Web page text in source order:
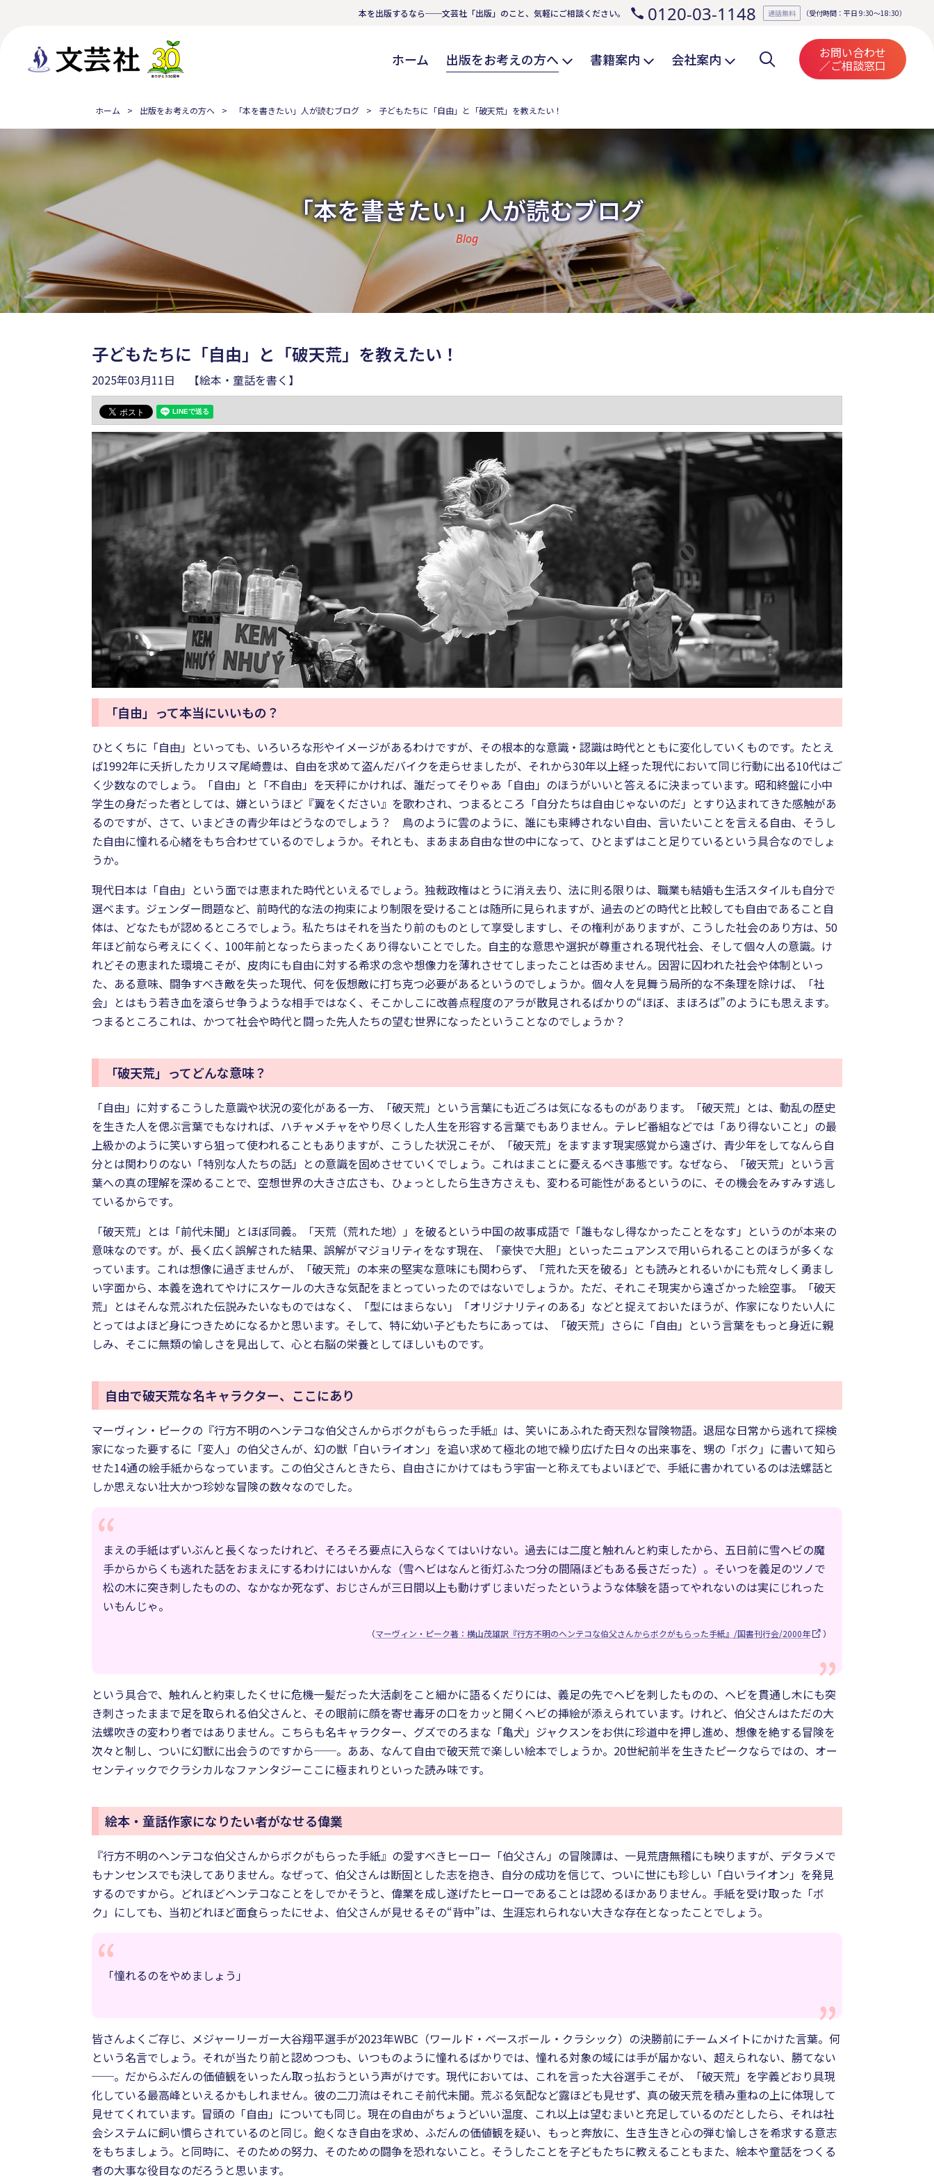
本を出版するなら──文芸社「出版」のこと、気軽にご相談ください。 0120-03-1148 通話無料 （受付時間：平日 9:30～18:30）
ホーム 出版をお考えの方へ 書籍案内 会社案内 お問い合わせ
／ご相談窓口
ホーム 出版をお考えの方へ 「本を書きたい」人が読むブログ 子どもたちに「自由」と「破天荒」を教えたい！
「本を書きたい」人が読むブログ
Blog
子どもたちに「自由」と「破天荒」を教えたい！
2025年03月11日 【絵本・童話を書く】
「自由」って本当にいいもの？
ひとくちに「自由」といっても、いろいろな形やイメージがあるわけですが、その根本的な意識・認識は時代とともに変化していくものです。たとえ
ば1992年に夭折したカリスマ尾崎豊は、自由を求めて盗んだバイクを走らせましたが、それから30年以上経った現代において同じ行動に出る10代はご
く少数なのでしょう。「自由」と「不自由」を天秤にかければ、誰だってそりゃあ「自由」のほうがいいと答えるに決まっています。昭和終盤に小中
学生の身だった者としては、嫌というほど『翼をください』を歌わされ、つまるところ「自分たちは自由じゃないのだ」とすり込まれてきた感触があ
るのですが、さて、いまどきの青少年はどうなのでしょう？ 鳥のように雲のように、誰にも束縛されない自由、言いたいことを言える自由、そうし
た自由に憧れる心緒をもち合わせているのでしょうか。それとも、まあまあ自由な世の中になって、ひとまずはこと足りているという具合なのでしょ
うか。
現代日本は「自由」という面では恵まれた時代といえるでしょう。独裁政権はとうに消え去り、法に則る限りは、職業も結婚も生活スタイルも自分で
選べます。ジェンダー問題など、前時代的な法の拘束により制限を受けることは随所に見られますが、過去のどの時代と比較しても自由であること自
体は、どなたもが認めるところでしょう。私たちはそれを当たり前のものとして享受しますし、その権利がありますが、こうした社会のあり方は、50
年ほど前なら考えにくく、100年前となったらまったくあり得ないことでした。自主的な意思や選択が尊重される現代社会、そして個々人の意識。け
れどその恵まれた環境こそが、皮肉にも自由に対する希求の念や想像力を薄れさせてしまったことは否めません。因習に囚われた社会や体制といっ
た、ある意味、闘争すべき敵を失った現代、何を仮想敵に打ち克つ必要があるというのでしょうか。個々人を見舞う局所的な不条理を除けば、「社
会」とはもう若き血を滾らせ争うような相手ではなく、そこかしこに改善点程度のアラが散見されるばかりの“ほぼ、まほろば”のようにも思えます。
つまるところこれは、かつて社会や時代と闘った先人たちの望む世界になったということなのでしょうか？
「破天荒」ってどんな意味？
「自由」に対するこうした意識や状況の変化がある一方、「破天荒」という言葉にも近ごろは気になるものがあります。「破天荒」とは、動乱の歴史
を生きた人を偲ぶ言葉でもなければ、ハチャメチャをやり尽くした人生を形容する言葉でもありません。テレビ番組などでは「あり得ないこと」の最
上級かのように笑いすら狙って使われることもありますが、こうした状況こそが、「破天荒」をますます現実感覚から遠ざけ、青少年をしてなんら自
分とは関わりのない「特別な人たちの話」との意識を固めさせていくでしょう。これはまことに憂えるべき事態です。なぜなら、「破天荒」という言
葉への真の理解を深めることで、空想世界の大きさ広さも、ひょっとしたら生き方さえも、変わる可能性があるというのに、その機会をみすみす逃し
ているからです。
「破天荒」とは「前代未聞」とほぼ同義。「天荒（荒れた地）」を破るという中国の故事成語で「誰もなし得なかったことをなす」というのが本来の
意味なのです。が、長く広く誤解された結果、誤解がマジョリティをなす現在、「豪快で大胆」といったニュアンスで用いられることのほうが多くな
っています。これは想像に過ぎませんが、「破天荒」の本来の堅実な意味にも関わらず、「荒れた天を破る」とも読みとれるいかにも荒々しく勇まし
い字面から、本義を逸れてやけにスケールの大きな気配をまとっていったのではないでしょうか。ただ、それこそ現実から遠ざかった絵空事。「破天
荒」とはそんな荒ぶれた伝説みたいなものではなく、「型にはまらない」「オリジナリティのある」などと捉えておいたほうが、作家になりたい人に
とってはよほど身につきためになるかと思います。そして、特に幼い子どもたちにあっては、「破天荒」さらに「自由」という言葉をもっと身近に親
しみ、そこに無類の愉しさを見出して、心と右脳の栄養としてほしいものです。
自由で破天荒な名キャラクター、ここにあり
マーヴィン・ピークの『行方不明のヘンテコな伯父さんからボクがもらった手紙』は、笑いにあふれた奇天烈な冒険物語。退屈な日常から逃れて探検
家になった要するに「変人」の伯父さんが、幻の獣「白いライオン」を追い求めて極北の地で繰り広げた日々の出来事を、甥の「ボク」に書いて知ら
せた14通の絵手紙からなっています。この伯父さんときたら、自由さにかけてはもう宇宙一と称えてもよいほどで、手紙に書かれているのは法螺話と
しか思えない壮大かつ珍妙な冒険の数々なのでした。
まえの手紙はずいぶんと長くなったけれど、そろそろ要点に入らなくてはいけない。過去には二度と触れんと約束したから、五日前に雪ヘビの魔
手からからくも逃れた話をおまえにするわけにはいかんな（雪ヘビはなんと街灯ふたつ分の間隔ほどもある長さだった）。そいつを義足のツノで
松の木に突き刺したものの、なかなか死なず、おじさんが三日間以上も動けずじまいだったというような体験を語ってやれないのは実にじれった
いもんじゃ。
（マーヴィン・ピーク著：横山茂雄訳『行方不明のヘンテコな伯父さんからボクがもらった手紙』/国書刊行会/2000年 ）
という具合で、触れんと約束したくせに危機一髪だった大活劇をこと細かに語るくだりには、義足の先でヘビを刺したものの、ヘビを貫通し木にも突
き刺さったままで足を取られる伯父さんと、その眼前に顔を寄せ毒牙の口をカッと開くヘビの挿絵が添えられています。けれど、伯父さんはただの大
法螺吹きの変わり者ではありません。こちらも名キャラクター、グズでのろまな「亀犬」ジャクスンをお供に珍道中を押し進め、想像を絶する冒険を
次々と制し、ついに幻獣に出会うのですから──。ああ、なんて自由で破天荒で楽しい絵本でしょうか。20世紀前半を生きたピークならではの、オー
センティックでクラシカルなファンタジーここに極まれりといった読み味です。
絵本・童話作家になりたい者がなせる偉業
『行方不明のヘンテコな伯父さんからボクがもらった手紙』の愛すべきヒーロー「伯父さん」の冒険譚は、一見荒唐無稽にも映りますが、デタラメで
もナンセンスでも決してありません。なぜって、伯父さんは断固とした志を抱き、自分の成功を信じて、ついに世にも珍しい「白いライオン」を発見
するのですから。どれほどヘンテコなことをしでかそうと、偉業を成し遂げたヒーローであることは認めるほかありません。手紙を受け取った「ボ
ク」にしても、当初どれほど面食らったにせよ、伯父さんが見せるその“背中”は、生涯忘れられない大きな存在となったことでしょう。
「憧れるのをやめましょう」
皆さんよくご存じ、メジャーリーガー大谷翔平選手が2023年WBC（ワールド・ベースボール・クラシック）の決勝前にチームメイトにかけた言葉。何
という名言でしょう。それが当たり前と認めつつも、いつものように憧れるばかりでは、憧れる対象の域には手が届かない、超えられない、勝てない
──。だからふだんの価値観をいったん取っ払おうという声がけです。現代においては、これを言った大谷選手こそが、「破天荒」を字義どおり具現
化している最高峰といえるかもしれません。彼の二刀流はそれこそ前代未聞。荒ぶる気配など露ほども見せず、真の破天荒を積み重ねの上に体現して
見せてくれています。冒頭の「自由」についても同じ。現在の自由がちょうどいい温度、これ以上は望むまいと充足しているのだとしたら、それは社
会システムに飼い慣らされているのと同じ。飽くなき自由を求め、ふだんの価値観を疑い、もっと奔放に、生き生きと心の弾む愉しさを希求する意志
をもちましょう。と同時に、そのための努力、そのための闘争を恐れないこと。そうしたことを子どもたちに教えることもまた、絵本や童話をつくる
者の大事な役目なのだろうと思います。